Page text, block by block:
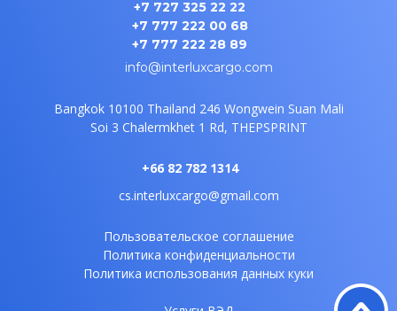
+7 727 325 22 22
+7 777 222 00 68
+7 777 222 28 89
info@interluxcargo.com
Bangkok 10100 Thailand 246 Wongwein Suan Mali
Soi 3 Chalermkhet 1 Rd, THEPSPRINT
+66 82 782 1314
cs.interluxcargo@gmail.com
Пользовательское соглашение
Политика конфиденциальности
Политика использования данных куки